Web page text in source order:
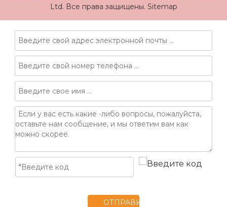
Ltd. Все права защищены. Sitemap
ОТПРАВИТЬ